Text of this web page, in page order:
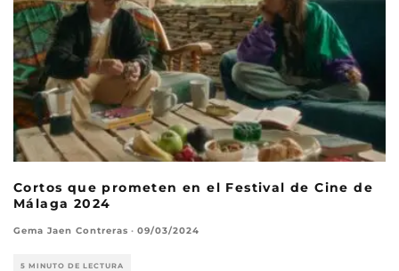
Cortos que prometen en el Festival de Cine de
Málaga 2024
Gema Jaen Contreras · 09/03/2024
5 MINUTO DE LECTURA